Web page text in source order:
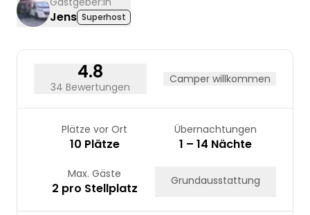
24
25 26
Jens Superhost
4.8
34 Bewertungen
Camper willkommen
Plätze vor Ort
10 Plätze
Übernachtungen
1 – 14 Nächte
Max. Gäste
2 pro Stellplatz Grundausstattung